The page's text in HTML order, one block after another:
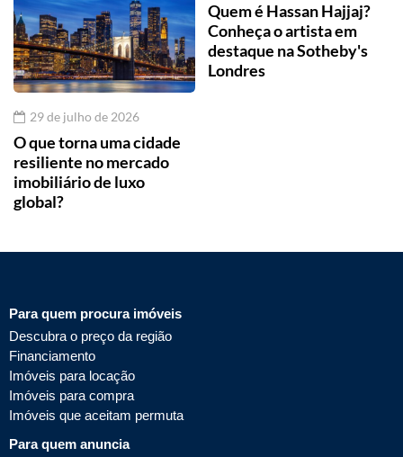
29 de julho de 2026
O que torna uma cidade
resiliente no mercado
imobiliário de luxo
global?
Quem é Hassan Hajjaj?
Conheça o artista em
destaque na Sotheby's
Londres
Para quem procura imóveis
Descubra o preço da região
Financiamento
Imóveis para locação
Imóveis para compra
Imóveis que aceitam permuta
Para quem anuncia